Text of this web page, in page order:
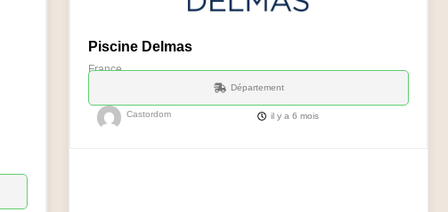
Piscine Delmas
France
Département
Castordom il y a 6 mois